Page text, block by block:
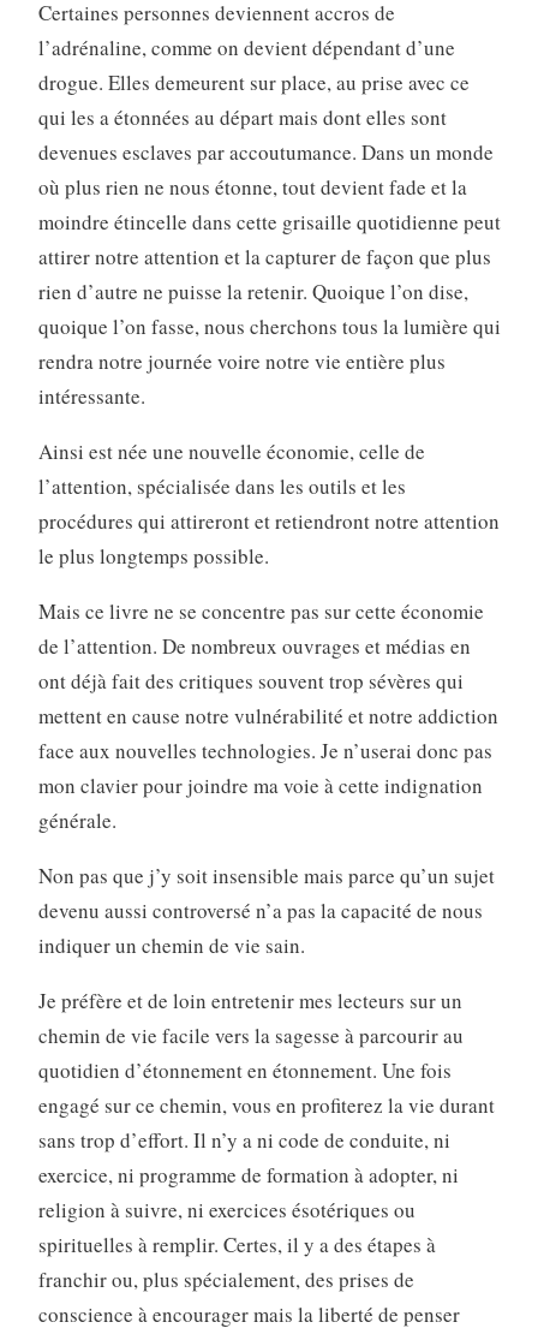
Certaines personnes deviennent accros de
l’adrénaline, comme on devient dépendant d’une
drogue. Elles demeurent sur place, au prise avec ce
qui les a étonnées au départ mais dont elles sont
devenues esclaves par accoutumance. Dans un monde
où plus rien ne nous étonne, tout devient fade et la
moindre étincelle dans cette grisaille quotidienne peut
attirer notre attention et la capturer de façon que plus
rien d’autre ne puisse la retenir. Quoique l’on dise,
quoique l’on fasse, nous cherchons tous la lumière qui
rendra notre journée voire notre vie entière plus
intéressante.
Ainsi est née une nouvelle économie, celle de
l’attention, spécialisée dans les outils et les
procédures qui attireront et retiendront notre attention
le plus longtemps possible.
Mais ce livre ne se concentre pas sur cette économie
de l’attention. De nombreux ouvrages et médias en
ont déjà fait des critiques souvent trop sévères qui
mettent en cause notre vulnérabilité et notre addiction
face aux nouvelles technologies. Je n’userai donc pas
mon clavier pour joindre ma voie à cette indignation
générale.
Non pas que j’y soit insensible mais parce qu’un sujet
devenu aussi controversé n’a pas la capacité de nous
indiquer un chemin de vie sain.
Je préfère et de loin entretenir mes lecteurs sur un
chemin de vie facile vers la sagesse à parcourir au
quotidien d’étonnement en étonnement. Une fois
engagé sur ce chemin, vous en profiterez la vie durant
sans trop d’effort. Il n’y a ni code de conduite, ni
exercice, ni programme de formation à adopter, ni
religion à suivre, ni exercices ésotériques ou
spirituelles à remplir. Certes, il y a des étapes à
franchir ou, plus spécialement, des prises de
conscience à encourager mais la liberté de penser